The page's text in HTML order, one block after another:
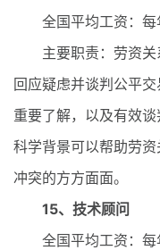
全国平均工资：每
主要职责：劳资关
回应疑虑并谈判公平
重要了解，以及有效
科学背景可以帮助劳
冲突的方方面面。
15、技术顾问
全国平均工资：每